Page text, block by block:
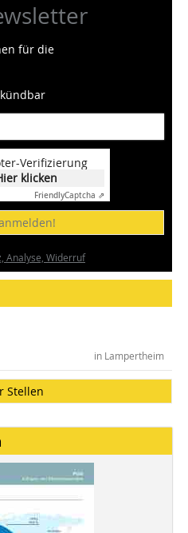
für die
Verifizierung
klicken
FriendlyCaptcha ⇗
Analyse, Widerruf
in Lampertheim
Stellen